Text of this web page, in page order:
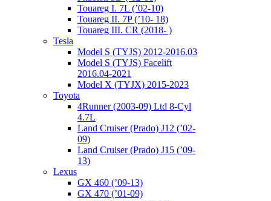
Touareg I. 7L (’02-10)
Touareg II. 7P (’10- 18)
Touareg III. CR (2018- )
Tesla
Model S (TYJS) 2012-2016.03
Model S (TYJS) Facelift
2016.04-2021
Model X (TYJX) 2015-2023
Toyota
4Runner (2003-09) Ltd 8-Cyl
4.7L
Land Cruiser (Prado) J12 (’02-
09)
Land Cruiser (Prado) J15 (’09-
13)
Lexus
GX 460 (’09-13)
GX 470 (’01-09)